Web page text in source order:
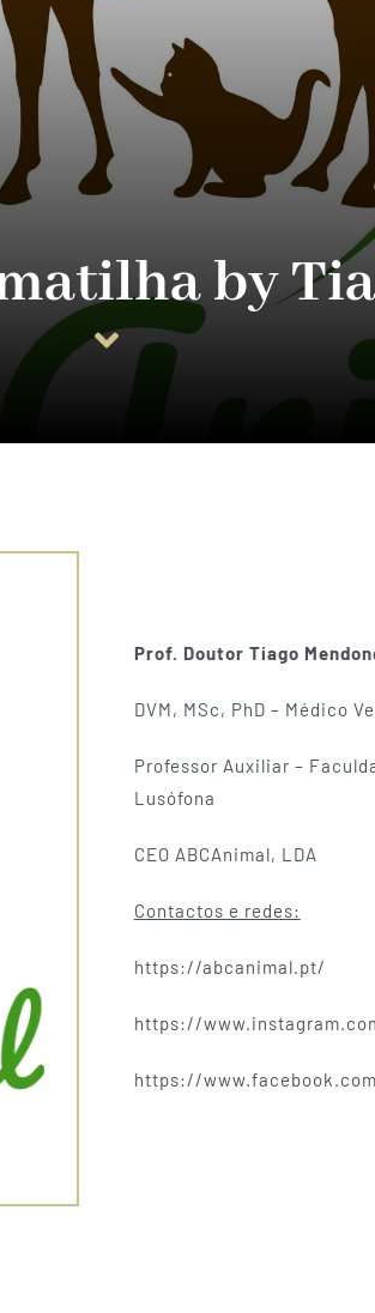
by
Prof. Doutor Tiago
DVM, MSc, PhD – Médico
Professor Auxiliar –
Lusófona
CEO ABCAnimal, LDA
Contactos e redes:
https://abcanimal.pt/
https://
https://